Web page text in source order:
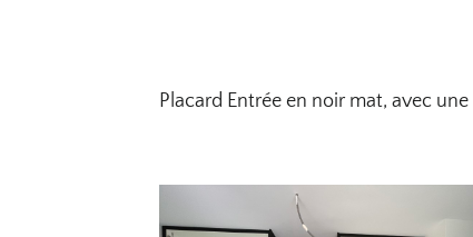
Placard Entrée en noir mat, avec